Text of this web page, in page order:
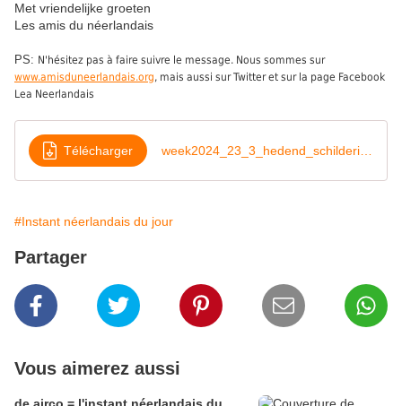
Met vriendelijke groeten
Les amis du néerlandais
PS: N'hésitez pas à faire suivre le message. Nous sommes sur
www.amisduneerlandais.org, mais aussi sur Twitter et sur la page Facebook
Lea Neerlandais
Télécharger
#Instant néerlandais du jour
Partager
Vous aimerez aussi